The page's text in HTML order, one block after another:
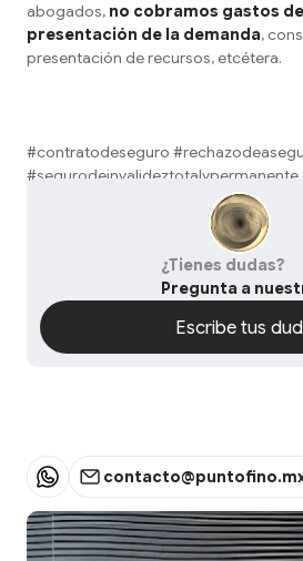
abogados, no cobramos gastos
presentación de la demanda,
presentación de recursos, etcétera.
#contratodeseguro
¿Tienes dudas?
Pregunta a
Escribe tus